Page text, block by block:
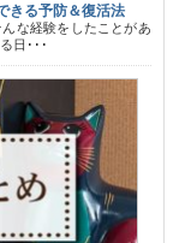
きる予防＆復活法
な経験をしたことがあ
日･･･